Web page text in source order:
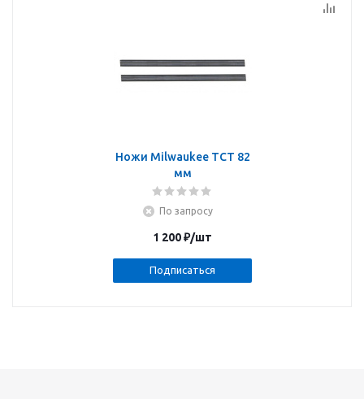
Ножи Milwaukee ТСТ 82
мм
По запросу
1 200₽/шт
Подписаться